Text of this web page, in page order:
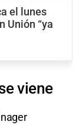
el lunes
Unión “ya
viene